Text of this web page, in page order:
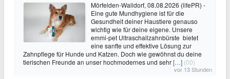
Mörfelden-Walldorf, 08.08.2026 (lifePR) -
Eine gute Mundhygiene ist für die
Gesundheit deiner Haustiere genauso
wichtig wie für deine eigene. Unsere
emmi-pet Ultraschallzahnbürste bietet
eine sanfte und effektive Lösung zur
Zahnpflege für Hunde und Katzen. Doch wie gewöhnst du deine
tierischen Freunde an unser hochmodernes und sehr[…] (00)
vor 13 Stunden